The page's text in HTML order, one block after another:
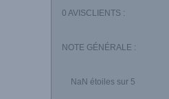
0 AVISCLIENTS :
NOTE GÉNÉRALE :
NaN étoiles sur 5